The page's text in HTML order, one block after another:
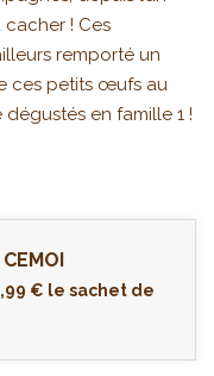
! Ces
remporté un
ces petits œufs au
en famille 1 !
€ le sachet de